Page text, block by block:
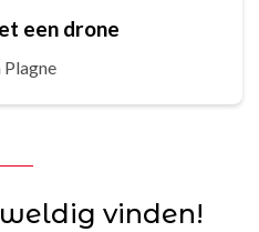
een drone
Plagne
vinden!